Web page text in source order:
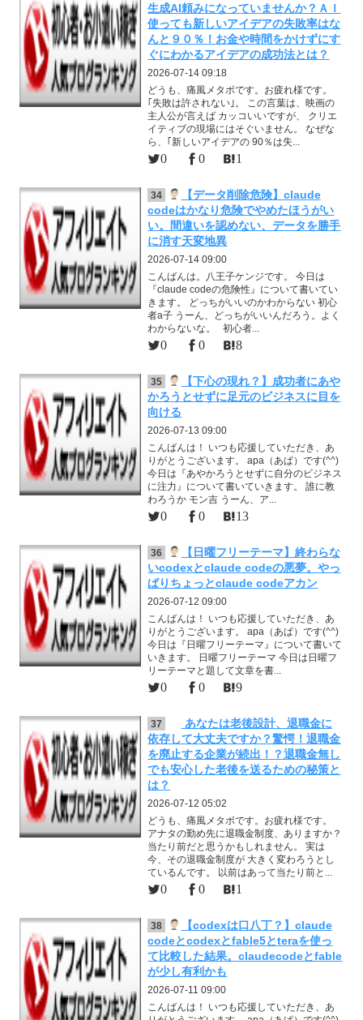
生成AI頼みになっていませんか？ＡＩ
使っても新しいアイデアの失敗率はな
んと９０％！お金や時間をかけずにす
ぐにわかるアイデアの成功法とは？
2026-07-14 09:18
どうも、痛風メタボです。お疲れ様です。
｢失敗は許されない｣。 この言葉は、映画の
主人公が言えば カッコいいですが、 クリエ
イティブの現場にはそぐいません。 なぜな
ら、｢新しいアイデアの 90％は失...
0 0 1
34
【データ削除危険】claude
codeはかなり危険でやめたほうがい
い。間違いを認めない、データを勝手
に消す天変地異
2026-07-14 09:00
こんばんは。八王子ケンジです。 今日は
『claude codeの危険性』について書いてい
きます。 どっちがいいのかわからない 初心
者a子 うーん、どっちがいいんだろう。よく
わからないな。 初心者...
0 0 8
35
【下心の現れ？】成功者にあや
かろうとせずに足元のビジネスに目を
向ける
2026-07-13 09:00
こんばんは！ いつも応援していただき、あ
りがとうございます。 apa（あぱ）です(^^)
今日は『あやかろうとせずに自分のビジネス
に注力』について書いていきます。 誰に教
わろうか モン吉 うーん、ア...
0 0 13
36
【日曜フリーテーマ】終わらな
いcodexとclaude codeの悪夢。やっ
ぱりちょっとclaude codeアカン
2026-07-12 09:00
こんばんは！ いつも応援していただき、あ
りがとうございます。 apa（あぱ）です(^^)
今日は『日曜フリーテーマ』について書いて
いきます。 日曜フリーテーマ 今日は日曜フ
リーテーマと題して文章を書...
0 0 9
37
あなたは老後設計、退職金に
依存して大丈夫ですか？驚愕！退職金
を廃止する企業が続出！？退職金無し
でも安心した老後を送るための秘策と
は？
2026-07-12 05:02
どうも、痛風メタボです。お疲れ様です。
アナタの勤め先に退職金制度、ありますか？
当たり前だと思うかもしれません。 実は
今、その退職金制度が 大きく変わろうとし
ているんです。 以前はあって当たり前と...
0 0 1
38
【codexは口八丁？】claude
codeとcodexとfable5とteraを使っ
て比較した結果。claudecodeとfable
が少し有利かも
2026-07-11 09:00
こんばんは！ いつも応援していただき、あ